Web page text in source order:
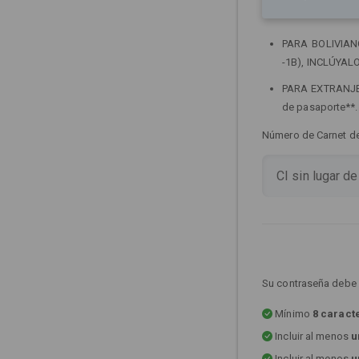
PARA
-1B),
PARA
de pasaporte**.
Número de Carnet
Su contraseña
Mínimo 8
Incluir al menos